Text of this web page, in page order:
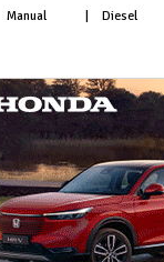
Manual Diesel